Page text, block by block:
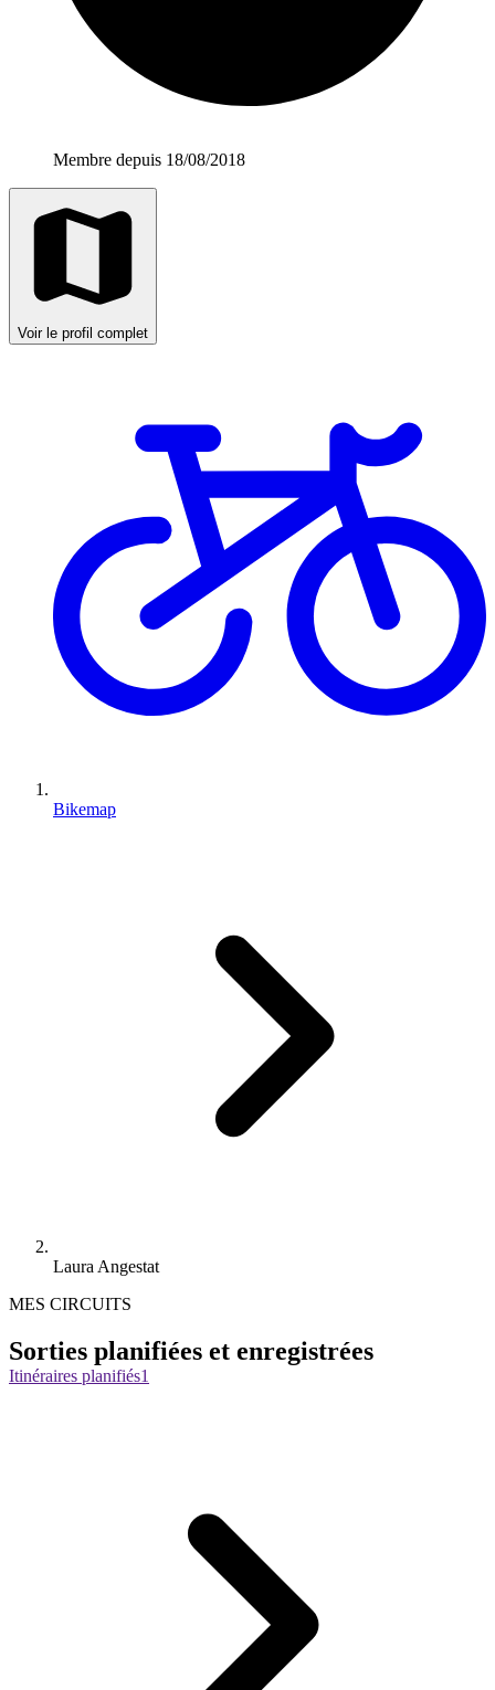
Membre depuis 18/08/2018
Voir le profil complet
Bikemap
Laura Angestat
MES CIRCUITS
Sorties planifiées et enregistrées
Itinéraires planifiés1